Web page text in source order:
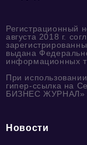
Регистрационный
августа 2018 г.
выдана
информационных
При
гипер-ссылка на
БИЗНЕС ЖУРНАЛ»
Новости